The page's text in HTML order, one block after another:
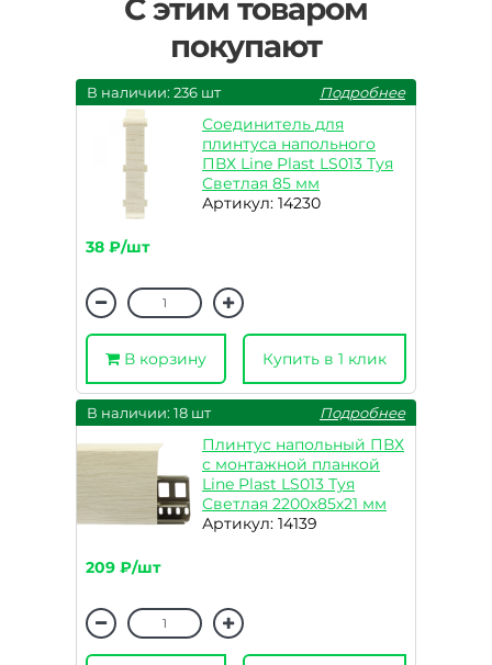
С этим товаром
покупают
В наличии: 236 шт Подробнее
Соединитель для
плинтуса напольного
ПВХ Line Plast LS013 Туя
Светлая 85 мм
Артикул: 14230
38 ₽/шт
В корзину Купить в 1 клик
В наличии: 18 шт Подробнее
Плинтус напольный ПВХ
с монтажной планкой
Line Plast LS013 Туя
Светлая 2200х85х21 мм
Артикул: 14139
209 ₽/шт